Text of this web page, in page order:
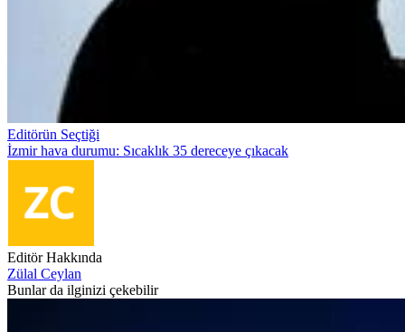
Editörün Seçtiği
İzmir hava durumu: Sıcaklık 35 dereceye çıkacak
Editör Hakkında
Zülal Ceylan
Bunlar da ilginizi çekebilir